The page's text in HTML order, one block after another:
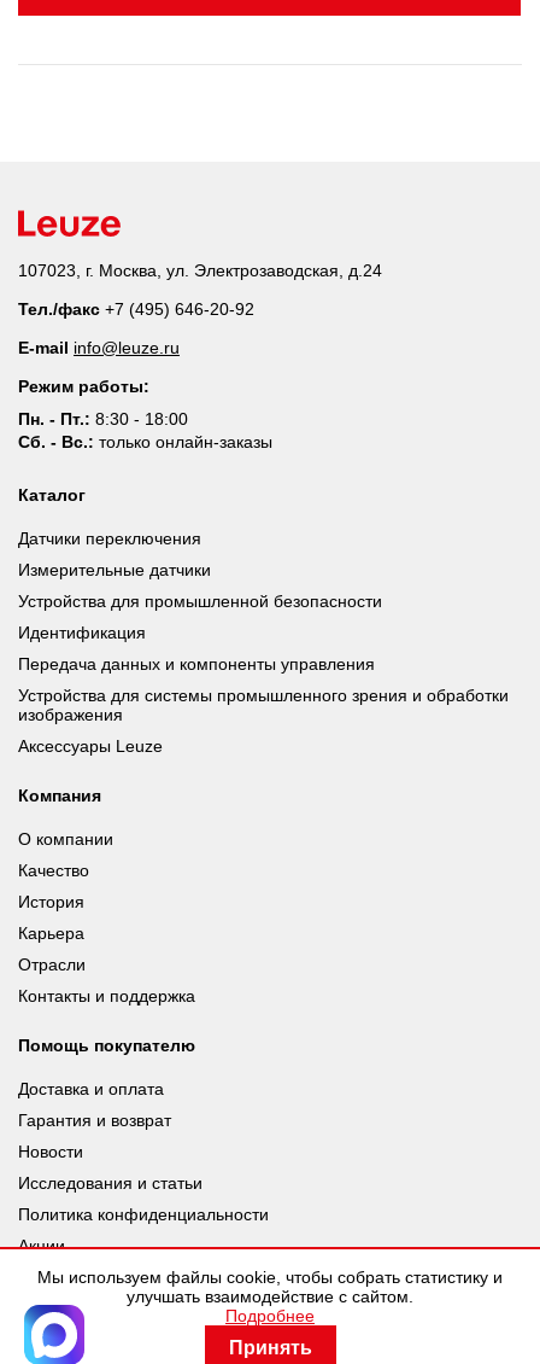
107023, г. Москва, ул. Электрозаводская, д.24
Тел./факс +7 (495) 646-20-92
E-mail info@leuze.ru
Режим работы:
Пн. - Пт.: 8:30 - 18:00
Сб. - Вс.: только онлайн-заказы
Каталог
Датчики переключения
Измерительные датчики
Устройства для промышленной безопасности
Идентификация
Передача данных и компоненты управления
Устройства для системы промышленного зрения и обработки
изображения
Аксессуары Leuze
Компания
О компании
Качество
История
Карьера
Отрасли
Контакты и поддержка
Помощь покупателю
Доставка и оплата
Гарантия и возврат
Новости
Исследования и статьи
Политика конфиденциальности
Акции
© leuze.ru [LEUZE RUS], 2026 |Разработка SDev
Мы используем файлы cookie, чтобы собрать статистику и
улучшать взаимодействие с сайтом.
Подробнее
Принять